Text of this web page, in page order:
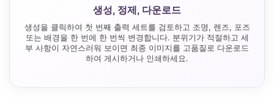
생성, 정제, 다운로드
생성을 클릭하여 첫 번째 출력 세트를 검토하고 조명, 렌즈, 포즈
또는 배경을 한 번에 한 번씩 변경합니다. 분위기가 적절하고 세
부 사항이 자연스러워 보이면 최종 이미지를 고품질로 다운로드
하여 게시하거나 인쇄하세요.